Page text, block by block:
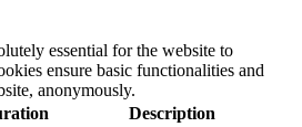
essential for the website to
ensure basic functionalities and
anonymously.
Description